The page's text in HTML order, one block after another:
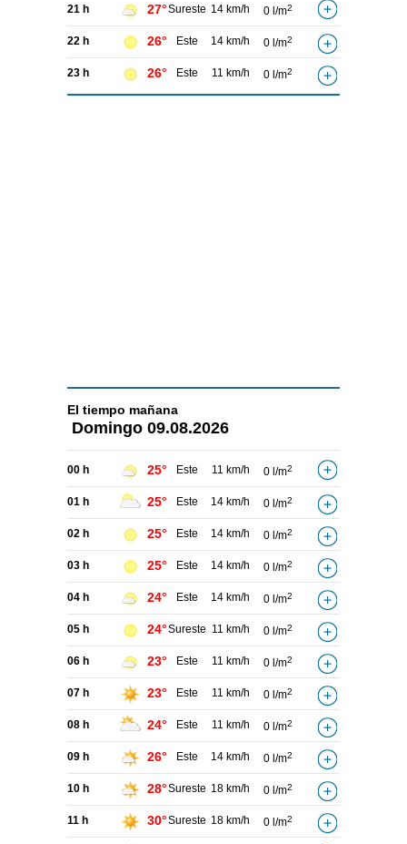
21 h 27°Sureste 14 km/h 0 l/m2
22 h 26° Este 14 km/h 0 l/m2
23 h 26° Este 11 km/h 0 l/m2
El tiempo mañana
Domingo 09.08.2026
00 h 25° Este 11 km/h 0 l/m2
01 h 25° Este 14 km/h 0 l/m2
02 h 25° Este 14 km/h 0 l/m2
03 h 25° Este 14 km/h 0 l/m2
04 h 24° Este 14 km/h 0 l/m2
05 h 24°Sureste 11 km/h 0 l/m2
06 h 23° Este 11 km/h 0 l/m2
07 h 23° Este 11 km/h 0 l/m2
08 h 24° Este 11 km/h 0 l/m2
09 h 26° Este 14 km/h 0 l/m2
10 h 28°Sureste 18 km/h 0 l/m2
11 h 30°Sureste 18 km/h 0 l/m2